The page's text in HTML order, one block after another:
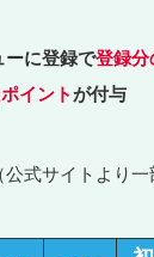
に登録で登録分
イントが付与
式サイトより一